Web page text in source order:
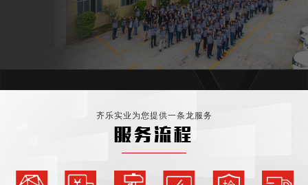
齐乐实业为您提供一条龙服务
服务流程